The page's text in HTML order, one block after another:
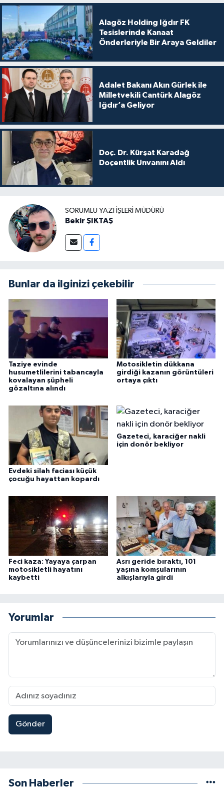
Alagöz Holding Iğdır FK
Tesislerinde Kanaat
Önderleriyle Bir Araya Geldiler
Adalet Bakanı Akın Gürlek ile
Milletvekili Cantürk Alagöz
Iğdır’a Geliyor
Doç. Dr. Kürşat Karadağ
Doçentlik Unvanını Aldı
SORUMLU YAZI İŞLERI MÜDÜRÜ
Bekir ŞIKTAŞ
Bunlar da ilginizi çekebilir
Taziye evinde
husumetlilerini tabancayla
kovalayan şüpheli
gözaltına alındı
Motosikletin dükkana
girdiği kazanın görüntüleri
ortaya çıktı
Evdeki silah faciası küçük
çocuğu hayattan kopardı
Gazeteci, karaciğer nakli
için donör bekliyor
Feci kaza: Yayaya çarpan
motosikletli hayatını
kaybetti
Asrı geride bıraktı, 101
yaşına komşularının
alkışlarıyla girdi
Yorumlar
Gönder
Son Haberler